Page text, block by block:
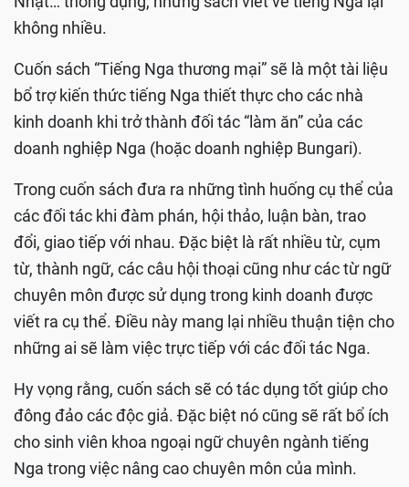
không nhiều.
Cuốn sách “Tiếng Nga thương mại” sẽ là một tài liệu
bổ trợ kiến thức tiếng Nga thiết thực cho các nhà
kinh doanh khi trở thành đối tác “làm ăn” của các
doanh nghiệp Nga (hoặc doanh nghiệp Bungari).
Trong cuốn sách đưa ra những tình huống cụ thể của
các đối tác khi đàm phán, hội thảo, luận bàn, trao
đổi, giao tiếp với nhau. Đặc biệt là rất nhiều từ, cụm
từ, thành ngữ, các câu hội thoại cũng như các từ ngữ
chuyên môn được sử dụng trong kinh doanh được
viết ra cụ thể. Điều này mang lại nhiều thuận tiện cho
những ai sẽ làm việc trực tiếp với các đối tác Nga.
Hy vọng rằng, cuốn sách sẽ có tác dụng tốt giúp cho
đông đảo các độc giả. Đặc biệt nó cũng sẽ rất bổ ích
cho sinh viên khoa ngoại ngữ chuyên ngành tiếng
Nga trong việc nâng cao chuyên môn của mình.